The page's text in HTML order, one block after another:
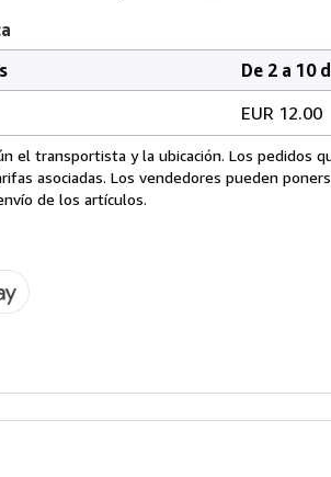
De 2 a 10
EUR 12.00
el transportista y la ubicación. Los pedidos
asociadas. Los vendedores pueden
de los artículos.